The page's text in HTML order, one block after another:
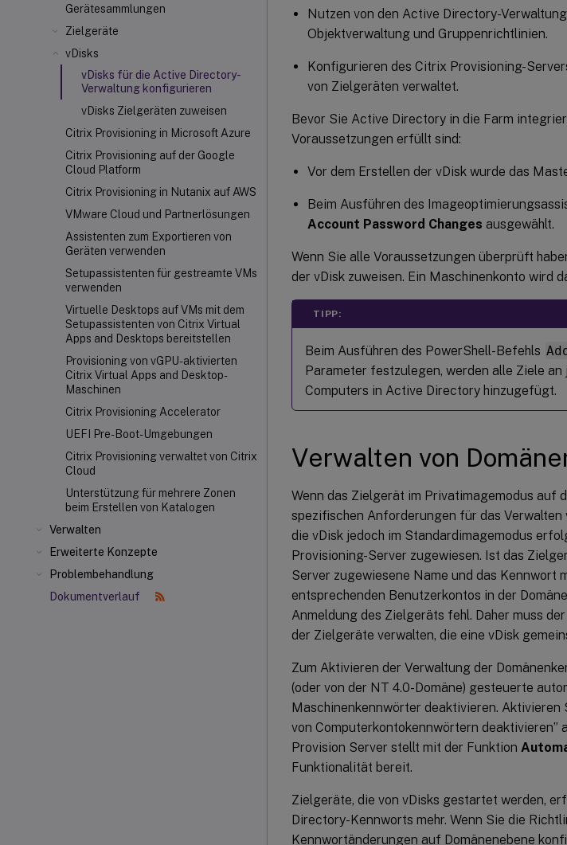
Gerätesammlungen
Zielgeräte
vDisks
vDisks für die Active Directory-
Verwaltung konfigurieren
vDisks Zielgeräten zuweisen
Citrix Provisioning in Microsoft Azure
Citrix Provisioning auf der Google
Cloud Platform
Citrix Provisioning in Nutanix auf AWS
VMware Cloud und Partnerlösungen
Assistenten zum Exportieren von
Geräten verwenden
Setupassistenten für gestreamte VMs
verwenden
Virtuelle Desktops auf VMs mit dem
Setupassistenten von Citrix Virtual
Apps and Desktops bereitstellen
Provisioning von vGPU-aktivierten
Citrix Virtual Apps and Desktop-
Maschinen
Citrix Provisioning Accelerator
UEFI Pre-Boot-Umgebungen
Citrix Provisioning verwaltet von Citrix
Cloud
Unterstützung für mehrere Zonen
beim Erstellen von Katalogen
Verwalten
Erweiterte Konzepte
Problembehandlung
Dokumentverlauf
Nutzen von den Active Directory-
Objektverwaltung und Gruppenrichtlinien.
Konfigurieren des Citrix Provisioning-
von Zielgeräten verwaltet.
Bevor Sie Active Directory in die Farm
Voraussetzungen erfüllt sind:
Vor dem Erstellen der vDisk wurde das
Beim Ausführen des
Account Password Changes ausgewählt.
Wenn Sie alle Voraussetzungen überprüft
der vDisk zuweisen. Ein Maschinenkonto wird
TIPP:
Beim Ausführen des PowerShell-Befehls
Parameter festzulegen, werden alle Ziele
Computers in Active Directory hinzugefügt.
Verwalten von
Wenn das Zielgerät im Privatimagemodus auf
spezifischen Anforderungen für das
die vDisk jedoch im Standardimagemodus
Provisioning-Server zugewiesen. Ist das
Server zugewiesene Name und das Kennwort
entsprechenden Benutzerkontos in der
Anmeldung des Zielgeräts fehl. Daher muss
der Zielgeräte verwalten, die eine vDisk
Zum Aktivieren der Verwaltung der
(oder von der NT 4.0-Domäne) gesteuerte
Maschinenkennwörter deaktivieren.
von Computerkontokennwörtern deaktivieren”
Provision Server stellt mit der Funktion
Funktionalität bereit.
Zielgeräte, die von vDisks gestartet werden,
Directory-Kennworts mehr. Wenn Sie die
Kennwortänderungen auf Domänenebene